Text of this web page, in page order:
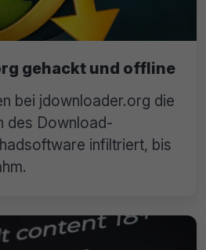
gehackt und offline
bei jdownloader.org die
des Download-
infiltriert, bis